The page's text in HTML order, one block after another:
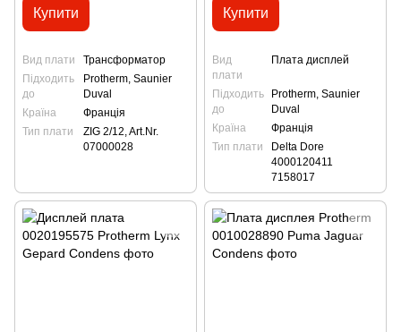
Купити
Вид плати
Трансформатор
Підходить
до
Protherm, Saunier
Duval
Країна
Франція
Тип плати
ZIG 2/12, Art.Nr.
07000028
Купити
Вид
плати
Плата дисплей
Підходить
до
Protherm, Saunier
Duval
Країна
Франція
Тип плати
Delta Dore
4000120411
7158017